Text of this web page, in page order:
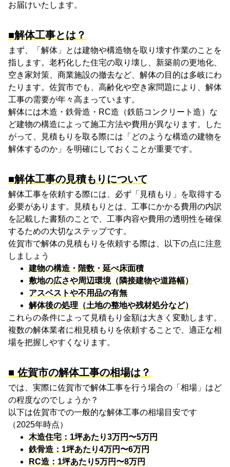
お届けいたします。
■解体工事とは？
まず、「解体」とは建物や構造物を取り壊す作業のことを
指します。老朽化した住宅の取り壊し、新築前の更地化、
空き家対策、商業施設の撤去など、解体の目的は多岐にわ
たります。佐賀市でも、高齢化や空き家問題により、解体
工事の需要が年々高まっています。
解体には木造・鉄骨造・ RC造（鉄筋コンクリート造）な
ど建物の構造によって施工方法や費用が異なります。した
がって、見積もりを取る際には「どのような構造の建物を
解体するのか」を明確にしておくことが重要です。
■解体工事の見積もりについて
解体工事を依頼する際には、必ず「見積もり」を取得する
必要があります。見積もりとは、工事にかかる費用の内訳
を記載した書類のことで、工事内容や費用の透明性を確保
するための大切なステップです。
佐賀市で解体の見積もりを依頼する際は、以下の点に注意
しましょう
建物の構造・階数・延べ床面積
敷地の広さや周辺環境（隣接建物や道路幅）
アスベストや不用品の有無
解体後の処理（土地の整地や残材処分など）
これらの条件によって見積もり金額は大きく変動します。
複数の解体業者に相見積もりを依頼することで、適正な相
場を把握しやすくなります。
■佐賀市の解体工事の相場は？
では、実際に佐賀市で解体工事を行う場合の「相場」はど
の程度なのでしょうか？
以下は佐賀市での一般的な解体工事の相場目安です
（2025年時点）
木造住宅：1坪あたり3万円〜5万円
鉄骨造：1坪あたり4万円〜6万円
RC造：1坪あたり5万円〜8万円